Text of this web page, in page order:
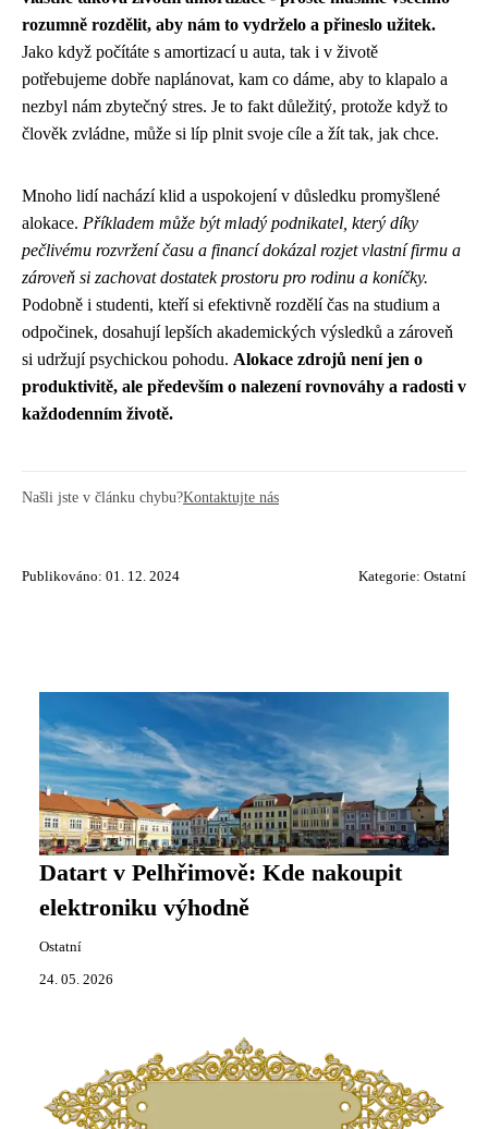
rozumně rozdělit, aby nám to vydrželo a přineslo užitek.
Jako když počítáte s amortizací u auta, tak i v životě
potřebujeme dobře naplánovat, kam co dáme, aby to klapalo a
nezbyl nám zbytečný stres. Je to fakt důležitý, protože když to
člověk zvládne, může si líp plnit svoje cíle a žít tak, jak chce.
Mnoho lidí nachází klid a uspokojení v důsledku promyšlené
alokace. Příkladem může být mladý podnikatel, který díky
pečlivému rozvržení času a financí dokázal rozjet vlastní firmu a
zároveň si zachovat dostatek prostoru pro rodinu a koníčky.
Podobně i studenti, kteří si efektivně rozdělí čas na studium a
odpočinek, dosahují lepších akademických výsledků a zároveň
si udržují psychickou pohodu. Alokace zdrojů není jen o
produktivitě, ale především o nalezení rovnováhy a radosti v
každodenním životě.
Našli jste v článku chybu?Kontaktujte nás
Publikováno: 01. 12. 2024 Kategorie: Ostatní
Datart v Pelhřimově: Kde nakoupit
elektroniku výhodně
Ostatní
24. 05. 2026